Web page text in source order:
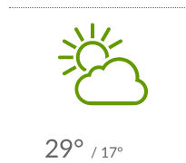
29° / 17°